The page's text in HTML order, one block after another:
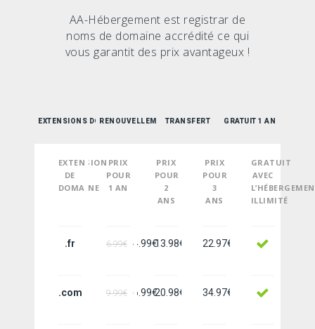
AA-Hébergement est registrar de
noms de domaine accrédité ce qui
vous garantit des prix avantageux !
EXTENSIONS DOMAINERENOUVELLEMENTTRANSFERT GRATUIT 1 AN
EXTENSION
DE
DOMAINE
.fr
.com
PRIX
POUR
1 AN
6.99€ 4.99€
9.99€ 6.99€
PRIX
POUR
2
ANS
13.98€
20.98€
PRIX
POUR
3
ANS
22.97€
34.97€
GRATUIT
AVEC
ILLIMITÉ